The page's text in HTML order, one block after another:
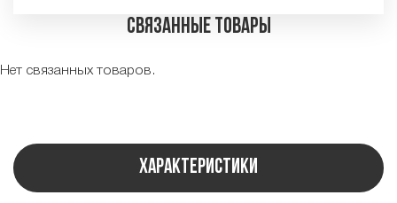
Связанные товары
Нет связанных товаров.
Характеристики